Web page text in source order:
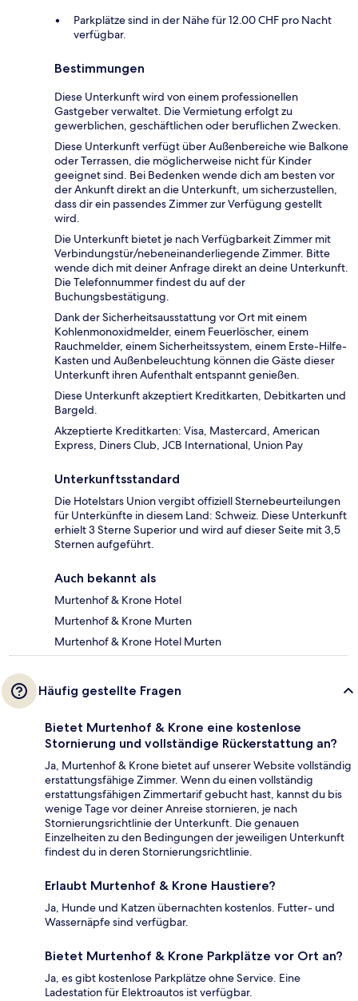
Parkplätze sind in der Nähe für 12.00 CHF pro Nacht
verfügbar.
Bestimmungen
Diese Unterkunft wird von einem professionellen
Gastgeber verwaltet. Die Vermietung erfolgt zu
gewerblichen, geschäftlichen oder beruflichen Zwecken.
Diese Unterkunft verfügt über Außenbereiche wie Balkone
oder Terrassen, die möglicherweise nicht für Kinder
geeignet sind. Bei Bedenken wende dich am besten vor
der Ankunft direkt an die Unterkunft, um sicherzustellen,
dass dir ein passendes Zimmer zur Verfügung gestellt
wird.
Die Unterkunft bietet je nach Verfügbarkeit Zimmer mit
Verbindungstür/nebeneinanderliegende Zimmer. Bitte
wende dich mit deiner Anfrage direkt an deine Unterkunft.
Die Telefonnummer findest du auf der
Buchungsbestätigung.
Dank der Sicherheitsausstattung vor Ort mit einem
Kohlenmonoxidmelder, einem Feuerlöscher, einem
Rauchmelder, einem Sicherheitssystem, einem Erste-Hilfe-
Kasten und Außenbeleuchtung können die Gäste dieser
Unterkunft ihren Aufenthalt entspannt genießen.
Diese Unterkunft akzeptiert Kreditkarten, Debitkarten und
Bargeld.
Akzeptierte Kreditkarten: Visa, Mastercard, American
Express, Diners Club, JCB International, Union Pay
Unterkunftsstandard
Die Hotelstars Union vergibt offiziell Sternebeurteilungen
für Unterkünfte in diesem Land: Schweiz. Diese Unterkunft
erhielt 3 Sterne Superior und wird auf dieser Seite mit 3,5
Sternen aufgeführt.
Auch bekannt als
Murtenhof & Krone Hotel
Murtenhof & Krone Murten
Murtenhof & Krone Hotel Murten
Häufig gestellte Fragen
Bietet Murtenhof & Krone eine kostenlose
Stornierung und vollständige Rückerstattung an?
Ja, Murtenhof & Krone bietet auf unserer Website vollständig
erstattungsfähige Zimmer. Wenn du einen vollständig
erstattungsfähigen Zimmertarif gebucht hast, kannst du bis
wenige Tage vor deiner Anreise stornieren, je nach
Stornierungsrichtlinie der Unterkunft. Die genauen
Einzelheiten zu den Bedingungen der jeweiligen Unterkunft
findest du in deren Stornierungsrichtlinie.
Erlaubt Murtenhof & Krone Haustiere?
Ja, Hunde und Katzen übernachten kostenlos. Futter- und
Wassernäpfe sind verfügbar.
Bietet Murtenhof & Krone Parkplätze vor Ort an?
Ja, es gibt kostenlose Parkplätze ohne Service. Eine
Ladestation für Elektroautos ist verfügbar.